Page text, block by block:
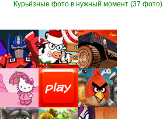
Курьёзные фото в нужный момент (37 фото)